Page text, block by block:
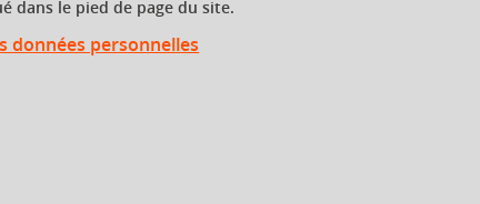
dans le pied de page du site.
données personnelles
par facultés, écoles,